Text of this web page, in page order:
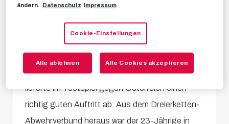
NEWS
Primetime-Pavlovic mit einerGlanzvorstellung
im Happel-Stadion:Unser Innenverteidiger
lieferte im Testspiel gegen Österreich einen
richtig guten Auftritt ab. Aus dem Dreierketten-
Abwehrverbund heraus war der 23-Jährige in
ändern. Datenschutz Impressum
Cookie-Einstellungen
Alle ablehnen Alle Cookies akzeptieren